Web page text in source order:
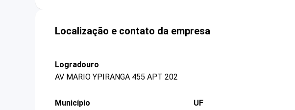
Localização e contato da empresa
Logradouro
AV MARIO YPIRANGA 455 APT 202
Município
UF